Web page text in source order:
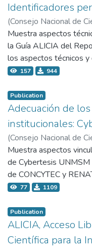
Identificadores
(Consejo Nacional de
Tecnológica - Concytec,
Huaroto Pajuelo, Libio
Muestra aspectos
la Guía ALICIA del
los aspectos técnicos y
obstención del
157 944
Publication
Adecuación de
institucionales:
(Consejo Nacional de
Tecnológica - Concytec,
Romero, Leonardo
Muestra aspectos
de Cybertesis UNMSM
de CONCYTEC y
77 1109
Publication
ALICIA, Acceso
Científica para la